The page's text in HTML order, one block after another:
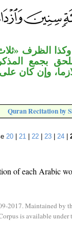
وكذا الظرف
بجمع
وإن كان
Quran Recitation by
20| 21 22| 23| 24|
of each Arabic
2017. Maintained by
is available under